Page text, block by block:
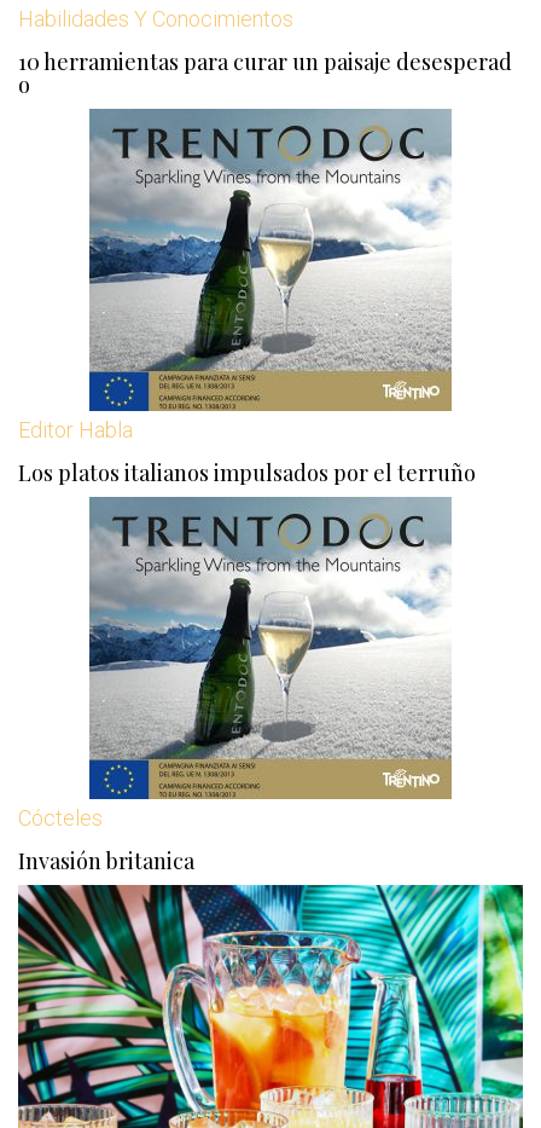
Habilidades Y Conocimientos
10 herramientas para curar un paisaje desesperad
o
Editor Habla
Los platos italianos impulsados ​​por el terruño
Cócteles
Invasión britanica